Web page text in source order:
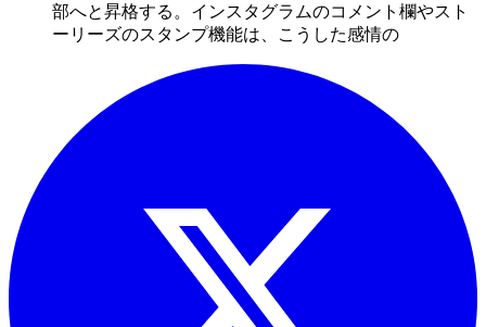
部へと昇格する。インスタグラムのコメント欄やスト
ーリーズのスタンプ機能は、こうした感情の